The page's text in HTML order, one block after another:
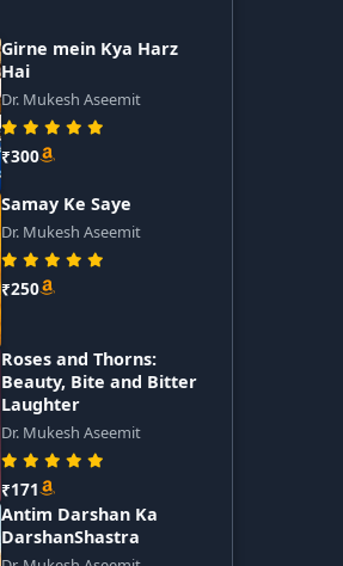
Girne mein Kya Harz
Hai
Dr. Mukesh Aseemit
₹300
Samay Ke Saye
Dr. Mukesh Aseemit
₹250
Roses and Thorns:
Beauty, Bite and Bitter
Laughter
Dr. Mukesh Aseemit
₹171
Antim Darshan Ka
DarshanShastra